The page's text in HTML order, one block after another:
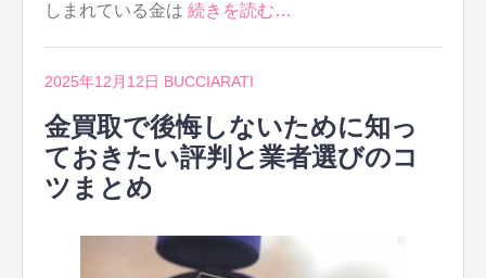
しまれている金は 続きを読む…
2025年12月12日 BUCCIARATI
金買取で後悔しないために知っ
ておきたい評判と業者選びのコ
ツまとめ